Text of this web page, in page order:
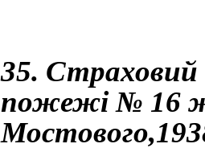
35. Страховий
пожежі № 16